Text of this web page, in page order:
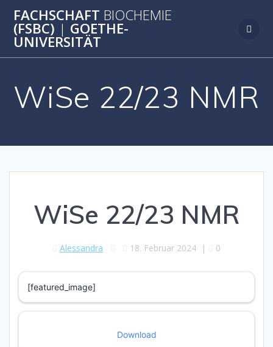
Inhalt
FACHSCHAFT BIOCHEMIE
(FSBC) | GOETHE-
UNIVERSITÄT
WiSe 22/23 NMR
WiSe 22/23 NMR
Alessandra 18. Februar 2024 | 0
[featured_image]
Download